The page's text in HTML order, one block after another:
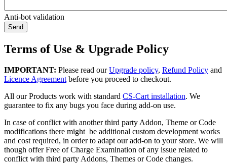
Anti-bot validation
Send
Terms of Use & Upgrade Policy
IMPORTANT: Please read ourUpgrade policy, Refund Policy and
Licence Agreementbefore you proceed to checkout.
All our Products work with standard CS-Cart installation. We
guarantee to fix any bugs you face during add-on use.
In case of conflict with another third party Addon, Theme or Code
modifications there might be additional custom development works
and cost required, in order to adapt our add-on to your store. We will
though offer Free of Charge Examination of any issue related to
conflict with third party Addons, Themes or Code changes.